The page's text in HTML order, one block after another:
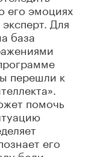
его эмоциях
Для
база
перешли к
помочь
его